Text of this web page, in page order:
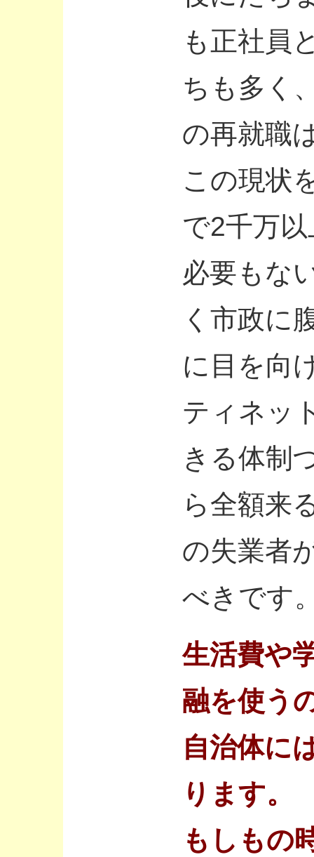
も正社員
ちも多く
の再就職
この現状
で2千万
必要もな
く市政に
に目を向
ティネッ
きる体制
ら全額来
の失業者
べきです
生活費や
融を使う
自治体に
ります。
もしもの